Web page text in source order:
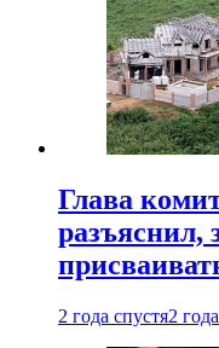
Глава
разъяснил,
2 года спустя2